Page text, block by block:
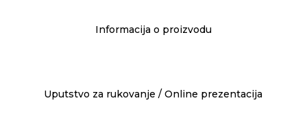
Informacija o proizvodu
Uputstvo za rukovanje / Online prezentacija